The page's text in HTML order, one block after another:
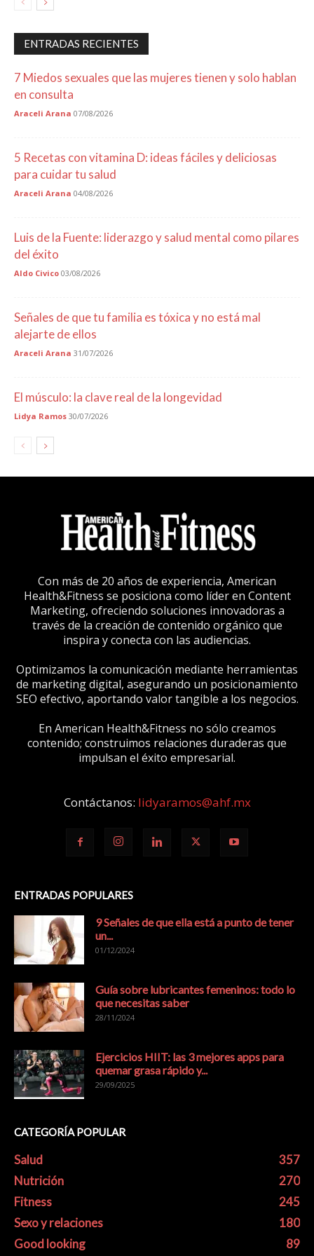
ENTRADAS RECIENTES
7 Miedos sexuales que las mujeres tienen y solo hablan
en consulta
Araceli Arana 07/08/2026
5 Recetas con vitamina D: ideas fáciles y deliciosas
para cuidar tu salud
Araceli Arana 04/08/2026
Luis de la Fuente: liderazgo y salud mental como pilares
del éxito
Aldo Civico 03/08/2026
Señales de que tu familia es tóxica y no está mal
alejarte de ellos
Araceli Arana 31/07/2026
El músculo: la clave real de la longevidad
Lidya Ramos 30/07/2026
Con más de 20 años de experiencia, American
Health&Fitness se posiciona como líder en Content
Marketing, ofreciendo soluciones innovadoras a
través de la creación de contenido orgánico que
inspira y conecta con las audiencias.
Optimizamos la comunicación mediante herramientas
de marketing digital, asegurando un posicionamiento
SEO efectivo, aportando valor tangible a los negocios.
En American Health&Fitness no sólo creamos
contenido; construimos relaciones duraderas que
impulsan el éxito empresarial.
Contáctanos: lidyaramos@ahf.mx
ENTRADAS POPULARES
9 Señales de que ella está a punto de tener
un...
01/12/2024
Guía sobre lubricantes femeninos: todo lo
que necesitas saber
28/11/2024
Ejercicios HIIT: las 3 mejores apps para
quemar grasa rápido y...
29/09/2025
CATEGORÍA POPULAR
Salud
357
Nutrición
270
Fitness
245
Sexo y relaciones
180
Good looking
89